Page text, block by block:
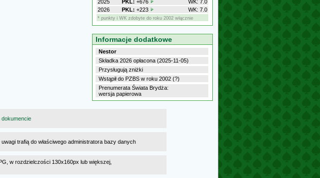
2025
PKL: +676
WK: 7.0
2026
PKL: +223 WK: 7.0
* punkty i WK zdobyte do roku 2002 włącznie
Informacje dodatkowe
Nestor
Składka 2026 opłacona (2025-11-05)
Przysługują zniżki
Wstąpił do PZBS w roku 2002 (?)
Prenumerata Świata Brydża:
wersja papierowa
dokumencie
uwagi trafią do właściwego administratora bazy danych
w rozdzielczości 130x160px lub większej,